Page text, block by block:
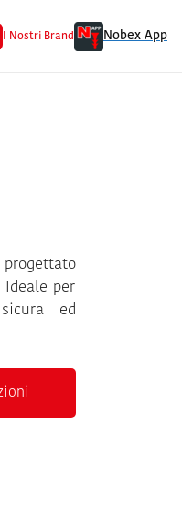
I Nostri Brand Nobex App
progettato
per
ed